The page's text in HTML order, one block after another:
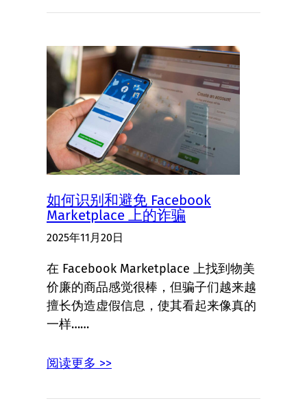
如何识别和避免 Facebook
Marketplace 上的诈骗
2025年11月20日
在 Facebook Marketplace 上找到物美
价廉的商品感觉很棒，但骗子们越来越
擅长伪造虚假信息，使其看起来像真的
一样……
阅读更多 >>